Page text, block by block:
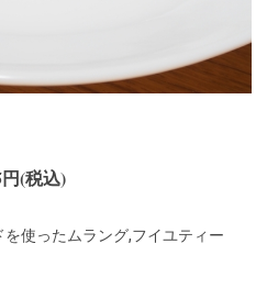
(税込)
使ったムラング,フイユティー